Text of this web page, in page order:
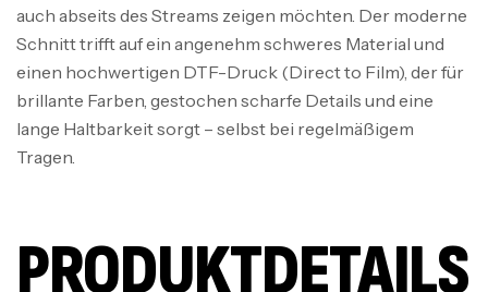
auch abseits des Streams zeigen möchten. Der moderne
Schnitt trifft auf ein angenehm schweres Material und
einen hochwertigen DTF-Druck (Direct to Film), der für
brillante Farben, gestochen scharfe Details und eine
lange Haltbarkeit sorgt – selbst bei regelmäßigem
Tragen.
PRODUKTDETAILS